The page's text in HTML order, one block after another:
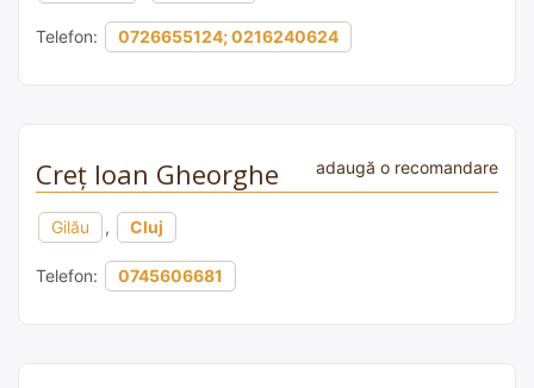
Telefon: 0726655124; 0216240624
Creț Ioan Gheorghe adaugă o recomandare
Gilău , Cluj
Telefon: 0745606681